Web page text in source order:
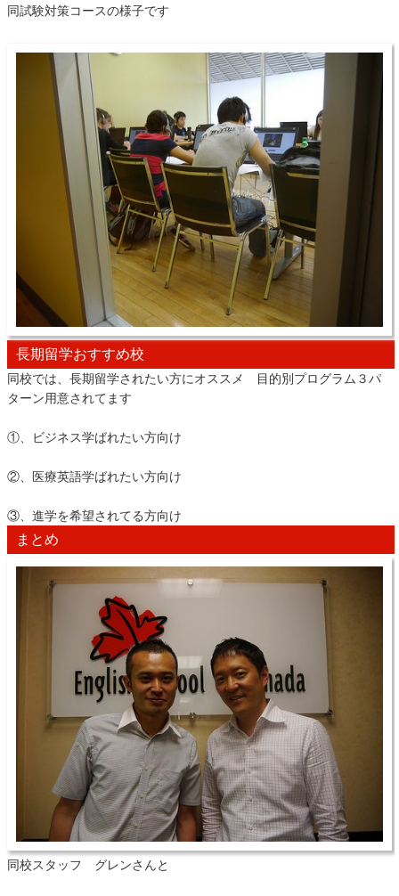
同試験対策コースの様子です
長期留学おすすめ校
同校では、長期留学されたい方にオススメ 目的別プログラム３パ
ターン用意されてます
①、ビジネス学ばれたい方向け
②、医療英語学ばれたい方向け
③、進学を希望されてる方向け
まとめ
同校スタッフ グレンさんと